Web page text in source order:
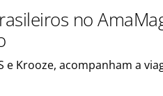
no
e Krooze, acompanham a